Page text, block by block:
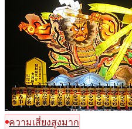
ความเสี่ยงสูงมาก